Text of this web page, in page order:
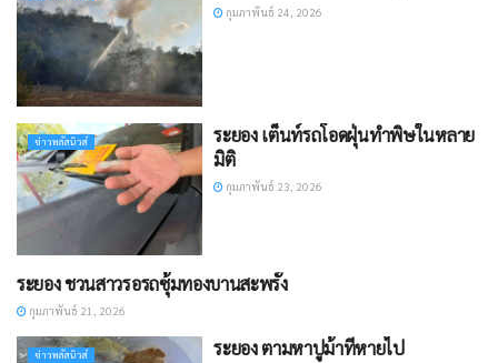
กุมภาพันธ์ 24, 2026
ข่าวพลัสนิวส์
ระยอง เต็นท์รถโอดฝุ่นทำพิษในหลาย
มิติ
กุมภาพันธ์ 23, 2026
ข่าวทั่วไป
ระยอง ชวนสาวรอรถซุ้มทองบานสะพรั่ง
กุมภาพันธ์ 21, 2026
ข่าวพลัสนิวส์ ระยอง ตามหาปูม้าที่หายไป